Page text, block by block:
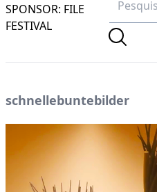
SPONSOR: FILE
FESTIVAL
schnellebuntebilder